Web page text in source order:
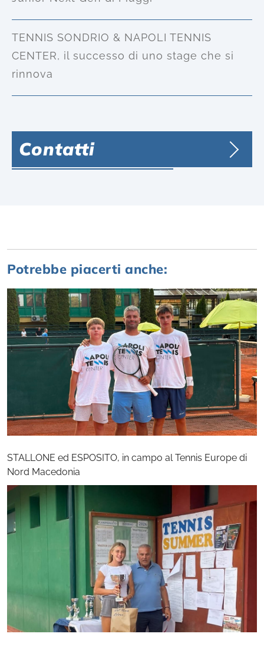
TENNIS SONDRIO & NAPOLI TENNIS
CENTER, il successo di uno stage che si
rinnova
Contatti
Potrebbe piacerti anche:
STALLONE ed ESPOSITO, in campo al Tennis Europe di
Nord Macedonia